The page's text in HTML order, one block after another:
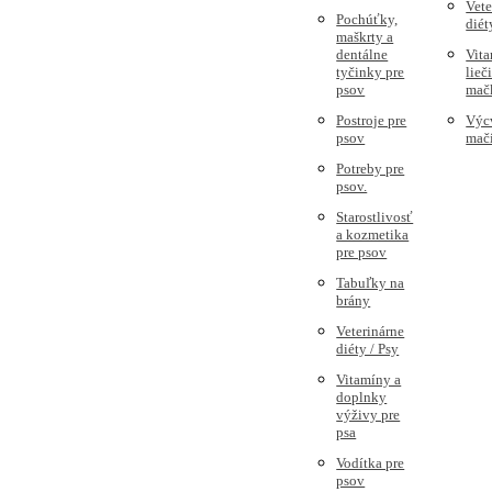
Pochúťky,
maškrty a
dentálne
tyčinky pre
psov
Postroje pre
psov
Potreby pre
psov.
Starostlivosť
a kozmetika
pre psov
Tabuľky na
brány
Veterinárne
diéty / Psy
Vitamíny a
doplnky
výživy pre
psa
Vodítka pre
psov